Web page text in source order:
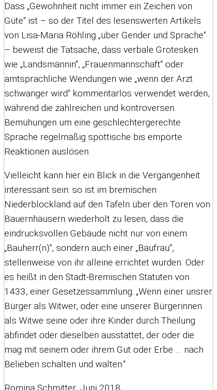
Dass „Gewohnheit nicht immer ein Zeichen von
Güte“ ist – so der Titel des lesenswerten Artikels
von Lisa-Maria Röhling „über Gender und Sprache“
– beweist die Tatsache, dass verbale Grotesken
wie „Landsmännin“, „Frauenmannschaft“ oder
amtsprachliche Wendungen wie „wenn der Arzt
schwanger wird“ kommentarlos verwendet werden,
während die zahlreichen und kontroversen
Bemühungen um eine geschlechtergerechte
Sprache regelmäßig spöttische bis empörte
Reaktionen auslösen.
Vielleicht kann hier ein Blick in die Vergangenheit
interessant sein: so ist im bremischen
Niederblockland auf den Tafeln über den Toren von
Bauernhäusern wiederholt zu lesen, dass die
eindrucksvollen Gebäude nicht nur von einem
„Bauherr(n)“, sondern auch einer „Baufrau“,
stellenweise von ihr alleine errichtet wurden. Oder
es heißt in den Stadt-Bremischen Statuten von
1433, einer Gesetzessammlung: „Wenn einer unsrer
Bürger als Witwer, oder eine unserer Bürgerinnen
als Witwe seine oder ihre Kinder durch Theilung
abfindet oder dieselben ausstattet, der oder die
mag mit seinem oder ihrem Gut oder Erbe … nach
Belieben schalten und walten.“
Romina Schmitter, Juni 2018